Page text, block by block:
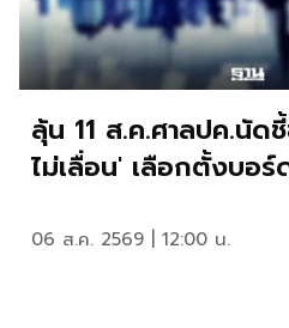
ลุ้น 11 ส.ค.ศาลปค.นัด
ไม่เลื่อน' เลือกตั้งบอ
06 ส.ค. 2569 | 12:00 น.